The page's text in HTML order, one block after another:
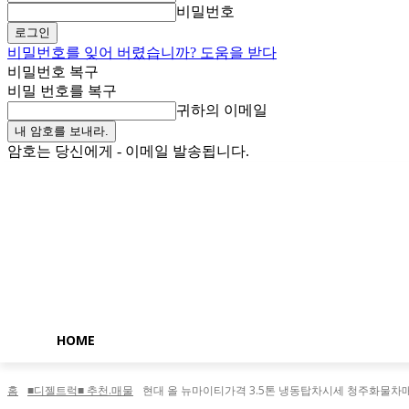
비밀번호
비밀번호를 잊어 버렸습니까? 도움을 받다
비밀번호 복구
비밀 번호를 복구
귀하의 이메일
암호는 당신에게 - 이메일 발송됩니다.
HOME
홈 ■디젤트럭■ 추천.매물 현대 올 뉴마이티가격 3.5톤 냉동탑차시세 청주화물차